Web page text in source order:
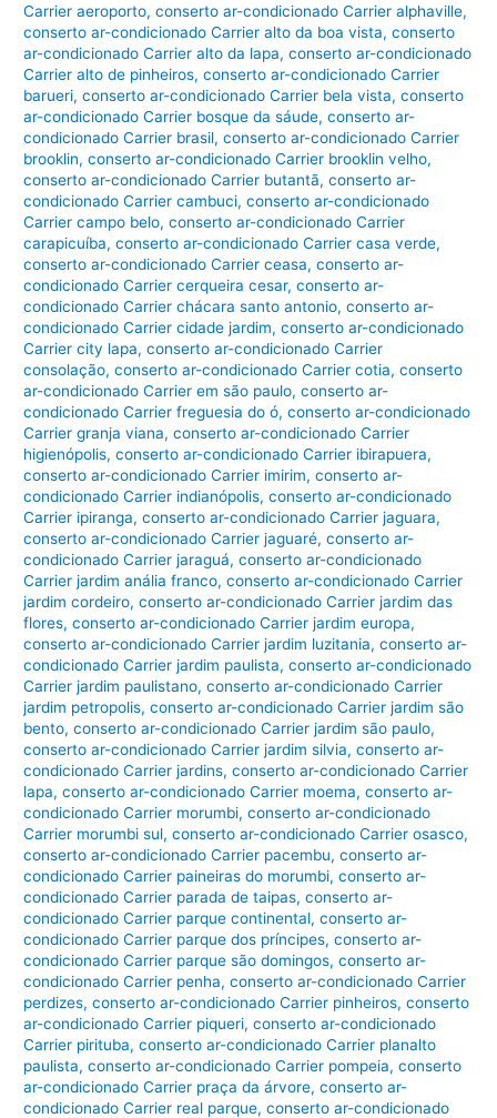
Carrier aeroporto,conserto ar-condicionado Carrier alphaville,
conserto ar-condicionado Carrier alto da boa vista,conserto
ar-condicionado Carrier alto da lapa,conserto ar-condicionado
Carrier alto de pinheiros,conserto ar-condicionado Carrier
barueri,conserto ar-condicionado Carrier bela vista,conserto
ar-condicionado Carrier bosque da sáude,conserto ar-
condicionado Carrier brasil,conserto ar-condicionado Carrier
brooklin,conserto ar-condicionado Carrier brooklin velho,
conserto ar-condicionado Carrier butantã,conserto ar-
condicionado Carrier cambuci,conserto ar-condicionado
Carrier campo belo,conserto ar-condicionado Carrier
carapicuíba,conserto ar-condicionado Carrier casa verde,
conserto ar-condicionado Carrier ceasa,conserto ar-
condicionado Carrier cerqueira cesar,conserto ar-
condicionado Carrier chácara santo antonio,conserto ar-
condicionado Carrier cidade jardim,conserto ar-condicionado
Carrier city lapa,conserto ar-condicionado Carrier
consolação,conserto ar-condicionado Carrier cotia,conserto
ar-condicionado Carrier em são paulo,conserto ar-
condicionado Carrier freguesia do ó,conserto ar-condicionado
Carrier granja viana,conserto ar-condicionado Carrier
higienópolis,conserto ar-condicionado Carrier ibirapuera,
conserto ar-condicionado Carrier imirim,conserto ar-
condicionado Carrier indianópolis,conserto ar-condicionado
Carrier ipiranga,conserto ar-condicionado Carrier jaguara,
conserto ar-condicionado Carrier jaguaré,conserto ar-
condicionado Carrier jaraguá,conserto ar-condicionado
Carrier jardim anália franco,conserto ar-condicionado Carrier
jardim cordeiro,conserto ar-condicionado Carrier jardim das
flores,conserto ar-condicionado Carrier jardim europa,
conserto ar-condicionado Carrier jardim luzitania,conserto ar-
condicionado Carrier jardim paulista,conserto ar-condicionado
Carrier jardim paulistano,conserto ar-condicionado Carrier
jardim petropolis,conserto ar-condicionado Carrier jardim são
bento,conserto ar-condicionado Carrier jardim são paulo,
conserto ar-condicionado Carrier jardim silvia,conserto ar-
condicionado Carrier jardins,conserto ar-condicionado Carrier
lapa,conserto ar-condicionado Carrier moema,conserto ar-
condicionado Carrier morumbi,conserto ar-condicionado
Carrier morumbi sul,conserto ar-condicionado Carrier osasco,
conserto ar-condicionado Carrier pacembu,conserto ar-
condicionado Carrier paineiras do morumbi,conserto ar-
condicionado Carrier parada de taipas,conserto ar-
condicionado Carrier parque continental,conserto ar-
condicionado Carrier parque dos príncipes,conserto ar-
condicionado Carrier parque são domingos,conserto ar-
condicionado Carrier penha,conserto ar-condicionado Carrier
perdizes,conserto ar-condicionado Carrier pinheiros,conserto
ar-condicionado Carrier piqueri,conserto ar-condicionado
Carrier pirituba,conserto ar-condicionado Carrier planalto
paulista,conserto ar-condicionado Carrier pompeia,conserto
ar-condicionado Carrier praça da árvore,conserto ar-
condicionado Carrier real parque,conserto ar-condicionado